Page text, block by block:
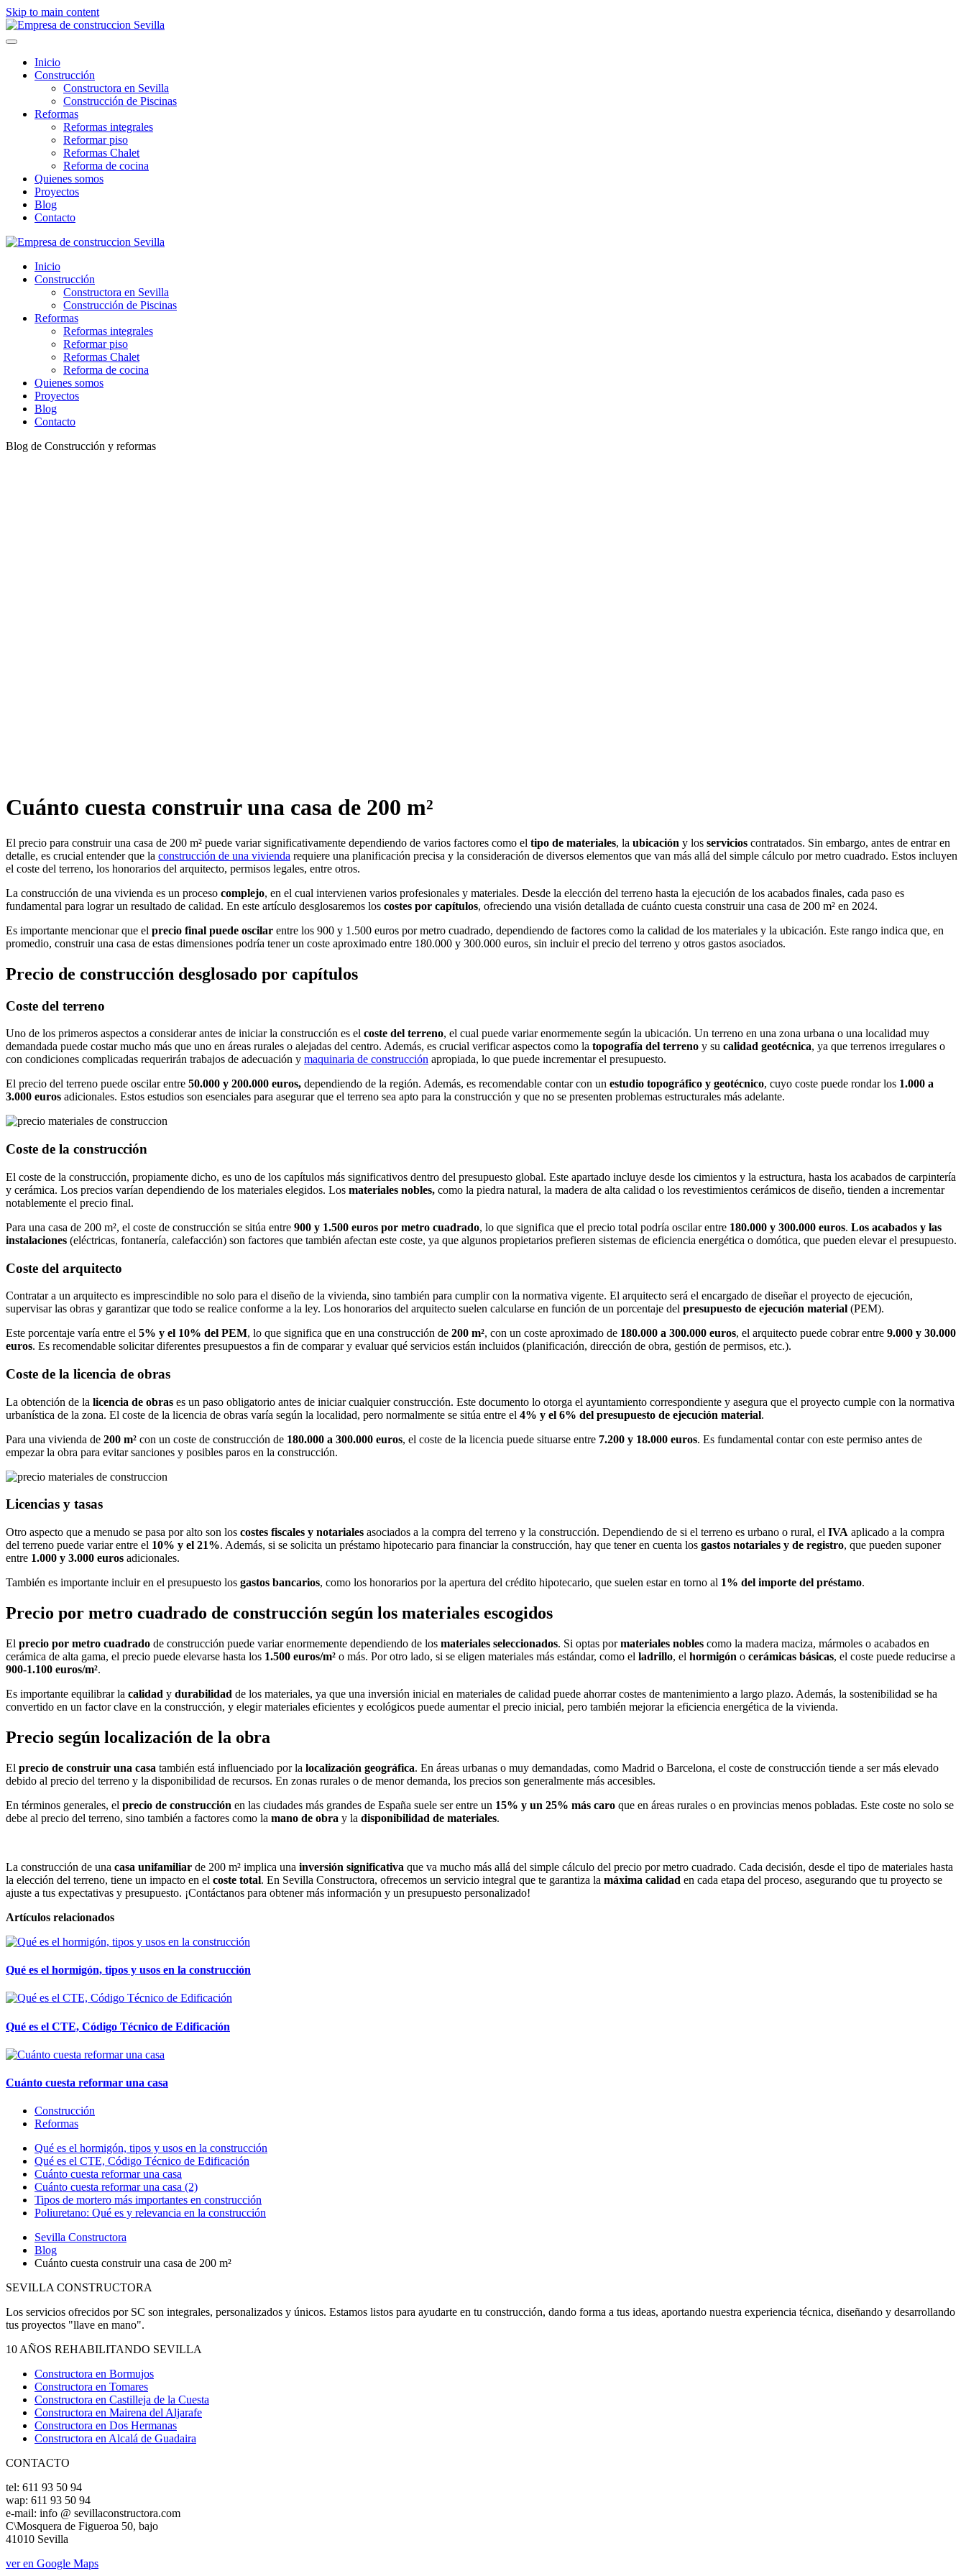
Skip to main content
Inicio
Construcción
Constructora en Sevilla
Construcción de Piscinas
Reformas
Reformas integrales
Reformar piso
Reformas Chalet
Reforma de cocina
Quienes somos
Proyectos
Blog
Contacto
Inicio
Construcción
Constructora en Sevilla
Construcción de Piscinas
Reformas
Reformas integrales
Reformar piso
Reformas Chalet
Reforma de cocina
Quienes somos
Proyectos
Blog
Contacto
Blog de Construcción y reformas
Cuánto cuesta construir una casa de 200 m²
El precio para construir una casa de 200 m² puede variar significativamente dependiendo de varios factores como el tipo de materiales, la ubicación y los servicios contratados. Sin embargo, antes de entrar en
detalle, es crucial entender que la construcción de una vivienda requiere una planificación precisa y la consideración de diversos elementos que van más allá del simple cálculo por metro cuadrado. Estos incluyen
el coste del terreno, los honorarios del arquitecto, permisos legales, entre otros.
La construcción de una vivienda es un proceso complejo, en el cual intervienen varios profesionales y materiales. Desde la elección del terreno hasta la ejecución de los acabados finales, cada paso es
fundamental para lograr un resultado de calidad. En este artículo desglosaremos los costes por capítulos, ofreciendo una visión detallada de cuánto cuesta construir una casa de 200 m² en 2024.
Es importante mencionar que el precio final puede oscilar entre los 900 y 1.500 euros por metro cuadrado, dependiendo de factores como la calidad de los materiales y la ubicación. Este rango indica que, en
promedio, construir una casa de estas dimensiones podría tener un coste aproximado entre 180.000 y 300.000 euros, sin incluir el precio del terreno y otros gastos asociados.
Precio de construcción desglosado por capítulos
Coste del terreno
Uno de los primeros aspectos a considerar antes de iniciar la construcción es el coste del terreno, el cual puede variar enormemente según la ubicación. Un terreno en una zona urbana o una localidad muy
demandada puede costar mucho más que uno en áreas rurales o alejadas del centro. Además, es crucial verificar aspectos como la topografía del terreno y su calidad geotécnica, ya que terrenos irregulares o
con condiciones complicadas requerirán trabajos de adecuación y maquinaria de construcción apropiada, lo que puede incrementar el presupuesto.
El precio del terreno puede oscilar entre 50.000 y 200.000 euros, dependiendo de la región. Además, es recomendable contar con un estudio topográfico y geotécnico, cuyo coste puede rondar los 1.000 a
3.000 euros adicionales. Estos estudios son esenciales para asegurar que el terreno sea apto para la construcción y que no se presenten problemas estructurales más adelante.
Coste de la construcción
El coste de la construcción, propiamente dicho, es uno de los capítulos más significativos dentro del presupuesto global. Este apartado incluye desde los cimientos y la estructura, hasta los acabados de carpintería
y cerámica. Los precios varían dependiendo de los materiales elegidos. Los materiales nobles, como la piedra natural, la madera de alta calidad o los revestimientos cerámicos de diseño, tienden a incrementar
notablemente el precio final.
Para una casa de 200 m², el coste de construcción se sitúa entre 900 y 1.500 euros por metro cuadrado, lo que significa que el precio total podría oscilar entre 180.000 y 300.000 euros. Los acabados y las
instalaciones (eléctricas, fontanería, calefacción) son factores que también afectan este coste, ya que algunos propietarios prefieren sistemas de eficiencia energética o domótica, que pueden elevar el presupuesto.
Coste del arquitecto
Contratar a un arquitecto es imprescindible no solo para el diseño de la vivienda, sino también para cumplir con la normativa vigente. El arquitecto será el encargado de diseñar el proyecto de ejecución,
supervisar las obras y garantizar que todo se realice conforme a la ley. Los honorarios del arquitecto suelen calcularse en función de un porcentaje del presupuesto de ejecución material (PEM).
Este porcentaje varía entre el 5% y el 10% del PEM, lo que significa que en una construcción de 200 m², con un coste aproximado de 180.000 a 300.000 euros, el arquitecto puede cobrar entre 9.000 y 30.000
euros. Es recomendable solicitar diferentes presupuestos a fin de comparar y evaluar qué servicios están incluidos (planificación, dirección de obra, gestión de permisos, etc.).
Coste de la licencia de obras
La obtención de la licencia de obras es un paso obligatorio antes de iniciar cualquier construcción. Este documento lo otorga el ayuntamiento correspondiente y asegura que el proyecto cumple con la normativa
urbanística de la zona. El coste de la licencia de obras varía según la localidad, pero normalmente se sitúa entre el 4% y el 6% del presupuesto de ejecución material.
Para una vivienda de 200 m² con un coste de construcción de 180.000 a 300.000 euros, el coste de la licencia puede situarse entre 7.200 y 18.000 euros. Es fundamental contar con este permiso antes de
empezar la obra para evitar sanciones y posibles paros en la construcción.
Licencias y tasas
Otro aspecto que a menudo se pasa por alto son los costes fiscales y notariales asociados a la compra del terreno y la construcción. Dependiendo de si el terreno es urbano o rural, el IVA aplicado a la compra
del terreno puede variar entre el 10% y el 21%. Además, si se solicita un préstamo hipotecario para financiar la construcción, hay que tener en cuenta los gastos notariales y de registro, que pueden suponer
entre 1.000 y 3.000 euros adicionales.
También es importante incluir en el presupuesto los gastos bancarios, como los honorarios por la apertura del crédito hipotecario, que suelen estar en torno al 1% del importe del préstamo.
Precio por metro cuadrado de construcción según los materiales escogidos
El precio por metro cuadrado de construcción puede variar enormemente dependiendo de los materiales seleccionados. Si optas pormateriales nobles como la madera maciza, mármoles o acabados en
cerámica de alta gama, el precio puede elevarse hasta los 1.500 euros/m² o más. Por otro lado, si se eligen materiales más estándar, como el ladrillo, el hormigón o cerámicas básicas, el coste puede reducirse a
900-1.100 euros/m².
Es importante equilibrar la calidad y durabilidad de los materiales, ya que una inversión inicial en materiales de calidad puede ahorrar costes de mantenimiento a largo plazo. Además, la sostenibilidad se ha
convertido en un factor clave en la construcción, y elegir materiales eficientes y ecológicos puede aumentar el precio inicial, pero también mejorar la eficiencia energética de la vivienda.
Precio según localización de la obra
El precio de construir una casa también está influenciado por la localización geográfica. En áreas urbanas o muy demandadas, como Madrid o Barcelona, el coste de construcción tiende a ser más elevado
debido al precio del terreno y la disponibilidad de recursos. En zonas rurales o de menor demanda, los precios son generalmente más accesibles.
En términos generales, el precio de construcción en las ciudades más grandes de España suele ser entre un 15% y un 25% más caro que en áreas rurales o en provincias menos pobladas. Este coste no solo se
debe al precio del terreno, sino también a factores como la mano de obra y la disponibilidad de materiales.
La construcción de una casa unifamiliar de 200 m² implica una inversión significativa que va mucho más allá del simple cálculo del precio por metro cuadrado. Cada decisión, desde el tipo de materiales hasta
la elección del terreno, tiene un impacto en el coste total. En Sevilla Constructora, ofrecemos un servicio integral que te garantiza la máxima calidad en cada etapa del proceso, asegurando que tu proyecto se
ajuste a tus expectativas y presupuesto. ¡Contáctanos para obtener más información y un presupuesto personalizado!
Artículos relacionados
Qué es el hormigón, tipos y usos en la construcción
Qué es el CTE, Código Técnico de Edificación
Cuánto cuesta reformar una casa
Construcción
Reformas
Qué es el hormigón, tipos y usos en la construcción
Qué es el CTE, Código Técnico de Edificación
Cuánto cuesta reformar una casa
Cuánto cuesta reformar una casa (2)
Tipos de mortero más importantes en construcción
Poliuretano: Qué es y relevancia en la construcción
Sevilla Constructora
Blog
Cuánto cuesta construir una casa de 200 m²
SEVILLA CONSTRUCTORA
Los servicios ofrecidos por SC son integrales, personalizados y únicos. Estamos listos para ayudarte en tu construcción, dando forma a tus ideas, aportando nuestra experiencia técnica, diseñando y desarrollando
tus proyectos "llave en mano".
10 AÑOS REHABILITANDO SEVILLA
Constructora en Bormujos
Constructora en Tomares
Constructora en Castilleja de la Cuesta
Constructora en Mairena del Aljarafe
Constructora en Dos Hermanas
Constructora en Alcalá de Guadaira
CONTACTO
tel: 611 93 50 94
wap: 611 93 50 94
e-mail: info @ sevillaconstructora.com
C\Mosquera de Figueroa 50, bajo
41010 Sevilla
ver en Google Maps